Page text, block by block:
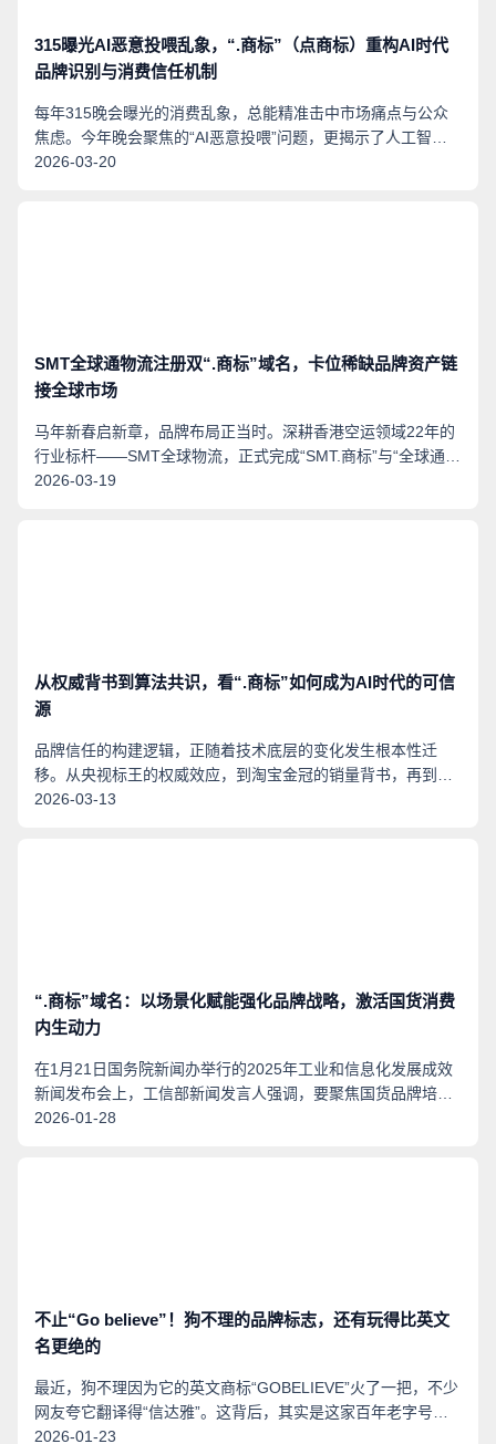
315曝光AI恶意投喂乱象，“.商标”（点商标）重构AI时代
品牌识别与消费信任机制
每年315晚会曝光的消费乱象，总能精准击中市场痛点与公众
焦虑。今年晚会聚焦的“AI恶意投喂”问题，更揭示了人工智能
时代品牌与消费者共同面临的现实困境：部分机构通过技术手
2026-03-20
SMT全球通物流注册双“.商标”域名，卡位稀缺品牌资产链
接全球市场
马年新春启新章，品牌布局正当时。深耕香港空运领域22年的
行业标杆——SMT全球物流，正式完成“SMT.商标”与“全球通.
商标”双点商标域名的注册启用，在数字化时代精准卡位稀缺品
2026-03-19
从权威背书到算法共识，看“.商标”如何成为AI时代的可信
源
品牌信任的构建逻辑，正随着技术底层的变化发生根本性迁
移。从央视标王的权威效应，到淘宝金冠的销量背书，再到头
部主播的情感连接——过去数十年，信任的锚点始终建立在
2026-03-13
“.商标”域名：以场景化赋能强化品牌战略，激活国货消费
内生动力
在1月21日国务院新闻办举行的2025年工业和信息化发展成效
新闻发布会上，工信部新闻发言人强调，要聚焦国货品牌培
育，打造中国消费名品方阵，完善品牌发展生态，强化战略引
2026-01-28
不止“Go believe”！狗不理的品牌标志，还有玩得比英文
名更绝的
最近，狗不理因为它的英文商标“GOBELIEVE”火了一把，不少
网友夸它翻译得“信达雅”。这背后，其实是这家百年老字号摸
透了消费者的心思，而且懂得在不同语境中灵活变通，展现出
2026-01-23